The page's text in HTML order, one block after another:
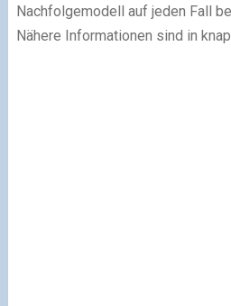
Nachfolgemodell auf jeden Fall
Nähere Informationen sind in